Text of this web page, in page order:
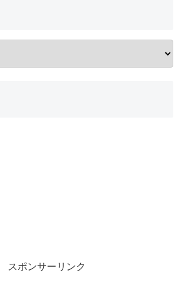
スポンサーリンク